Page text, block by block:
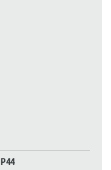
IP44